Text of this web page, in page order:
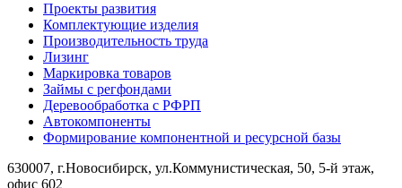
Проекты развития
Комплектующие изделия
Производительность труда
Лизинг
Маркировка товаров
Займы с регфондами
Деревообработка с РФРП
Автокомпоненты
Формирование компонентной и ресурсной базы
630007, г.Новосибирск, ул.Коммунистическая, 50, 5-й этаж,
офис 602